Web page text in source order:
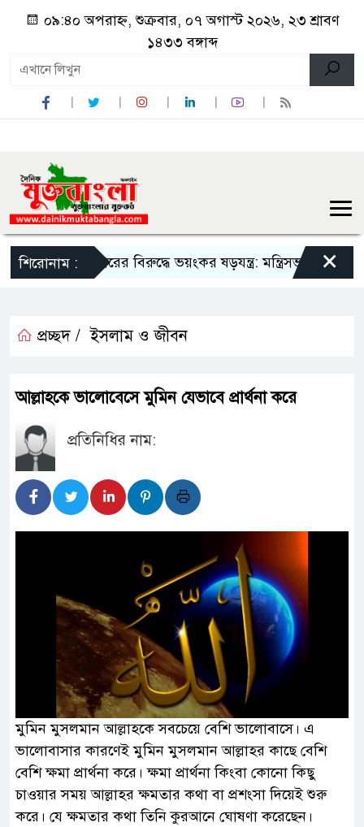
০৯:৪০ অপরাহ্ন, শুক্রবার, ০৭ অগাস্ট ২০২৬, ২৩ শ্রাবণ
১৪৩৩ বঙ্গাব্দ
শিরোনাম :সরকারের বিরুদ্ধে ভয়ংকর ষড়যন্ত্র: মন্ত্রিসভা থেকে বাদ×
প্রচ্ছদ / ইসলাম ও জীবন
আল্লাহকে ভালোবেসে মুমিন যেভাবে প্রার্থনা করে
প্রতিনিধির নাম:
মুমিন মুসলমান আল্লাহকে সবচেয়ে বেশি ভালোবাসে। এ
ভালোবাসার কারণেই মুমিন মুসলমান আল্লাহর কাছে বেশি
বেশি ক্ষমা প্রার্থনা করে। ক্ষমা প্রার্থনা কিংবা কোনো কিছু
চাওয়ার সময় আল্লাহর ক্ষমতার কথা বা প্রশংসা দিয়েই শুরু
করে। যে ক্ষমতার কথা তিনি কুরআনে ঘোষণা করেছেন।